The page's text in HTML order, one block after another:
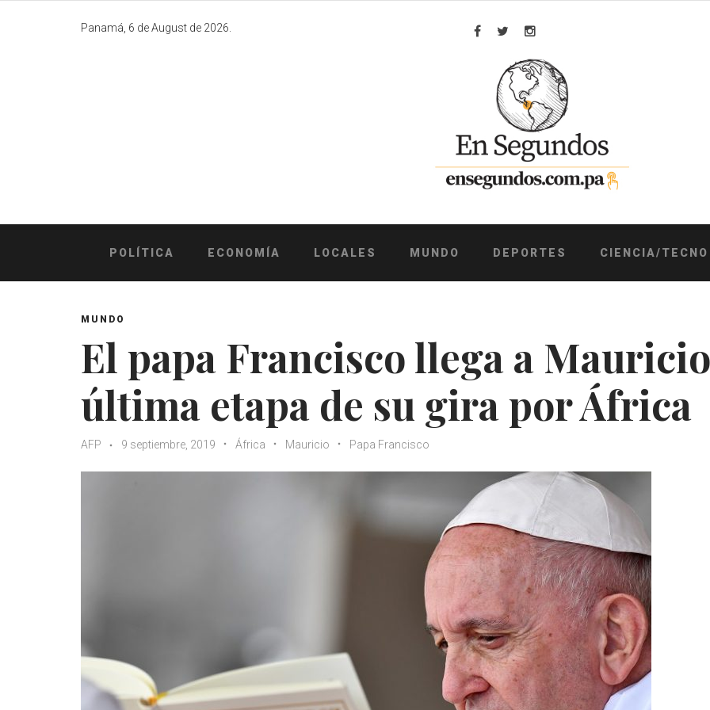
Panamá, 6 de August de 2026.
Facebook
TwitterInstagram
POLÍTICA ECONOMÍA LOCALES MUNDO DEPORTES CIENCIA/TECNO
MUNDO
El papa Francisco llega a
última etapa de su gira por África
AFP 9 septiembre, 2019 África Mauricio Papa Francisco